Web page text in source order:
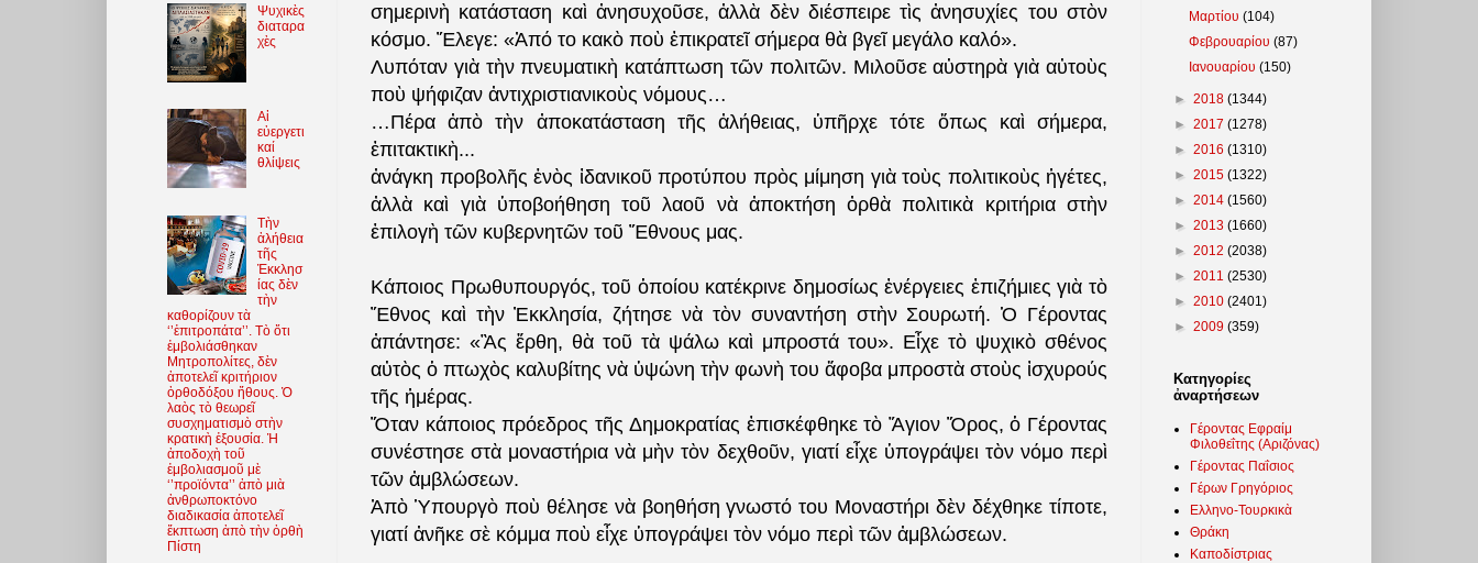
σημερινὴ κατάσταση καὶ ἀνησυχοῦσε, ἀλλὰ δὲν διέσπειρε τὶς ἀνησυχίες του στὸν
κόσμο. Ἔλεγε: «Ἀπό το κακὸ ποὺ ἐπικρατεῖ σήμερα θὰ βγεῖ μεγάλο καλό».
Λυπόταν γιὰ τὴν πνευματικὴ κατάπτωση τῶν πολιτῶν. Μιλοῦσε αὐστηρὰ γιὰ αὐτοὺς
ποὺ ψήφιζαν ἀντιχριστιανικοὺς νόμους…
…Πέρα ἀπὸ τὴν ἀποκατάσταση τῆς ἀλήθειας, ὑπῆρχε τότε ὅπως καὶ σήμερα,
ἐπιτακτικὴ...
ἀνάγκη προβολῆς ἑνὸς ἰδανικοῦ προτύπου πρὸς μίμηση γιὰ τοὺς πολιτικοὺς ἡγέτες,
ἀλλὰ καὶ γιὰ ὑποβοήθηση τοῦ λαοῦ νὰ ἀποκτήση ὀρθὰ πολιτικὰ κριτήρια στὴν
ἐπιλογὴ τῶν κυβερνητῶν τοῦ Ἔθνους μας.
Κάποιος Πρωθυπουργός, τοῦ ὁποίου κατέκρινε δημοσίως ἐνέργειες ἐπιζήμιες γιὰ τὸ
Ἔθνος καὶ τὴν Ἐκκλησία, ζήτησε νὰ τὸν συναντήση στὴν Σουρωτή. Ὁ Γέροντας
ἀπάντησε: «Ἂς ἔρθη, θὰ τοῦ τὰ ψάλω καὶ μπροστά του». Εἶχε τὸ ψυχικὸ σθένος
αὐτὸς ὁ πτωχὸς καλυβίτης νὰ ὑψώνη τὴν φωνὴ του ἄφοβα μπροστὰ στοὺς ἰσχυρούς
τῆς ἡμέρας.
Ὅταν κάποιος πρόεδρος τῆς Δημοκρατίας ἐπισκέφθηκε τὸ Ἅγιον Ὅρος, ὁ Γέροντας
συνέστησε στὰ μοναστήρια νὰ μὴν τὸν δεχθοῦν, γιατί εἶχε ὑπογράψει τὸν νόμο περὶ
τῶν ἀμβλώσεων.
Ἀπὸ Ὑπουργὸ ποὺ θέλησε νὰ βοηθήση γνωστό του Μοναστήρι δὲν δέχθηκε τίποτε,
γιατί ἀνῆκε σὲ κόμμα ποὺ εἶχε ὑπογράψει τὸν νόμο περὶ τῶν ἀμβλώσεων.
Ψυχικὲς
διαταρα
χὲς
Αἱ
εὐεργετι
καί
θλίψεις
Τὴν
ἀλήθεια
τῆς
Ἐκκλησ
ίας δὲν
τὴν
καθορίζουν τὰ
‘’ἐπιτροπάτα’’. Τὸ ὅτι
ἐμβολιάσθηκαν
Μητροπολίτες, δὲν
ἀποτελεῖ κριτήριον
ὀρθοδόξου ἤθους. Ὁ
λαὸς τὸ θεωρεῖ
συσχηματισμὸ στὴν
κρατικὴ ἐξουσία. Ἡ
ἀποδοχὴ τοῦ
ἐμβολιασμοῦ μὲ
‘’προϊόντα’’ ἀπὸ μιὰ
ἀνθρωποκτόνο
διαδικασία ἀποτελεῖ
ἔκπτωση ἀπὸ τὴν ὀρθὴ
Πίστη
Μαρτίου(104)
Φεβρουαρίου(87)
Ιανουαρίου(150)
► 2018 (1344)
► 2017 (1278)
► 2016 (1310)
► 2015 (1322)
► 2014 (1560)
► 2013 (1660)
► 2012 (2038)
► 2011 (2530)
► 2010 (2401)
► 2009 (359)
Κατηγορίες
ἀναρτήσεων
Γέροντας Εφραίμ
Φιλοθεΐτης (Αριζόνας)
Γέροντας Παΐσιος
Γέρων Γρηγόριος
Ελληνο-Τουρκικὰ
Θράκη
Καποδίστριας